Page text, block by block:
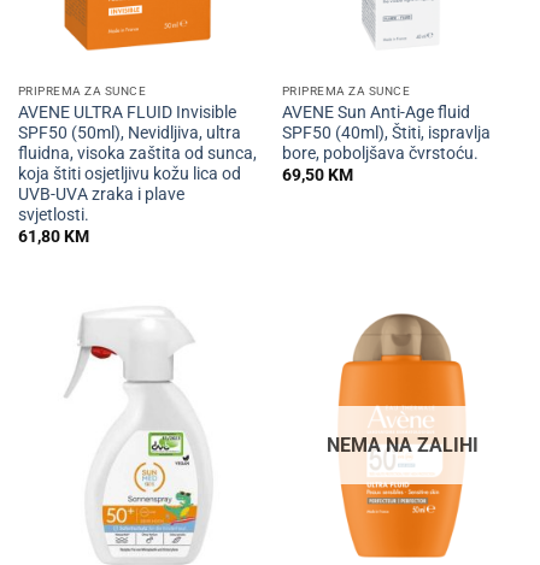
PRIPREMA ZA SUNCE
AVENE ULTRA FLUID Invisible
SPF50 (50ml), Nevidljiva, ultra
fluidna, visoka zaštita od sunca,
koja štiti osjetljivu kožu lica od
UVB-UVA zraka i plave
svjetlosti.
61,80KM
PRIPREMA ZA SUNCE
AVENE Sun Anti-Age fluid
SPF50 (40ml), Štiti, ispravlja
bore, poboljšava čvrstoću.
69,50KM
NEMA NA ZALIHI